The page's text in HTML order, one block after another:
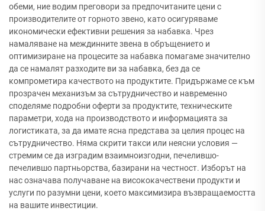
обеми, ние водим преговори за предпочитаните цени с
производителите от горното звено, като осигуряваме
икономически ефективни решения за набавка. Чрез
намаляване на междинните звена в обръщението и
оптимизиране на процесите за набавка помагаме значително
да се намалят разходите ви за набавка, без да се
компрометира качеството на продуктите. Придържаме се към
прозрачен механизъм за сътрудничество и навременно
споделяме подробни оферти за продуктите, техническите
параметри, хода на производството и информацията за
логистиката, за да имате ясна представа за целия процес на
сътрудничество. Няма скрити такси или неясни условия —
стремим се да изградим взаимноизгодни, печелившо-
печелившо партньорства, базирани на честност. Изборът на
нас означава получаване на висококачествени продукти и
услуги по разумни цени, което максимизира възвращаемостта
на вашите инвестиции.